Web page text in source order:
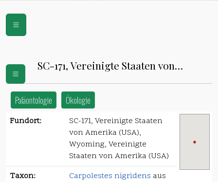
SC-171, Vereinigte Staaten von
Paläontologie Ökologie
Fundort:
SC-171, Vereinigte Staaten
von Amerika (USA),
Wyoming, Vereinigte
Staaten von Amerika (USA)
Taxon:
Carpolestes nigridens aus